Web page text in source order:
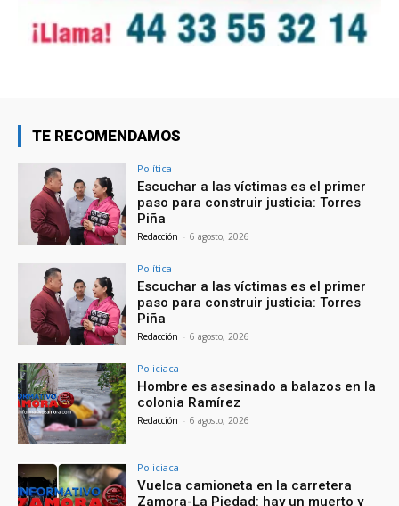
TE RECOMENDAMOS
Política
Escuchar a las víctimas es el primer
paso para construir justicia: Torres
Piña
Redacción - 6 agosto, 2026
Política
Escuchar a las víctimas es el primer
paso para construir justicia: Torres
Piña
Redacción - 6 agosto, 2026
Policiaca
Hombre es asesinado a balazos en la
colonia Ramírez
Redacción - 6 agosto, 2026
Policiaca
Vuelca camioneta en la carretera
Zamora-La Piedad: hay un muerto y